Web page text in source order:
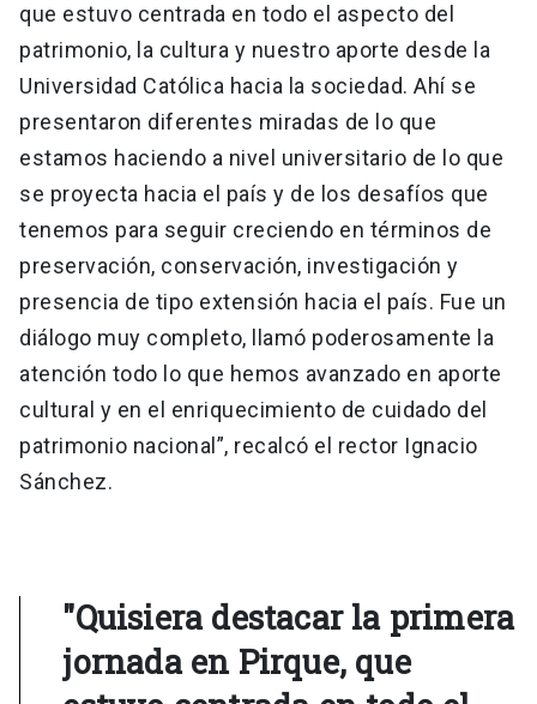
que estuvo centrada en todo el aspecto del
patrimonio, la cultura y nuestro aporte desde la
Universidad Católica hacia la sociedad. Ahí se
presentaron diferentes miradas de lo que
estamos haciendo a nivel universitario de lo que
se proyecta hacia el país y de los desafíos que
tenemos para seguir creciendo en términos de
preservación, conservación, investigación y
presencia de tipo extensión hacia el país. Fue un
diálogo muy completo, llamó poderosamente la
atención todo lo que hemos avanzado en aporte
cultural y en el enriquecimiento de cuidado del
patrimonio nacional”, recalcó el rector Ignacio
Sánchez.
"Quisiera destacar la primera
jornada en Pirque, que